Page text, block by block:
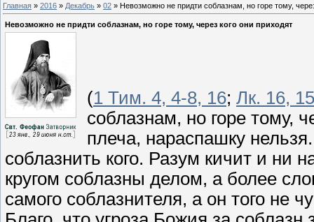
Главная » 2016 » Декабрь » 02 » Невозможно не придти соблазнам, но горе тому,
Невозможно не придти соблазнам, но горе тому, через кого они приходят
(1 Тим. 4, 4-8, 16; Лк. 16,
соблазнам, но горе тому,
плеча, нараспашку
соблазнить кого. Разум кичит и ни
кругом соблазны делом, а более
самого соблазнителя, а он того не